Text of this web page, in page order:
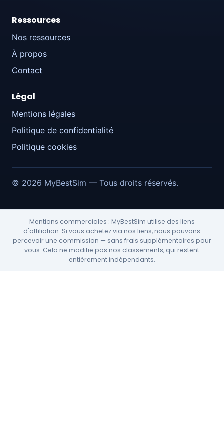
Ressources
Nos ressources
À propos
Contact
Légal
Mentions légales
Politique de confidentialité
Politique cookies
© 2026 MyBestSim — Tous droits réservés.
Mentions commerciales : MyBestSim utilise des liens
d'affiliation. Si vous achetez via nos liens, nous pouvons
percevoir une commission — sans frais supplémentaires pour
vous. Cela ne modifie pas nos classements, qui restent
entièrement indépendants.